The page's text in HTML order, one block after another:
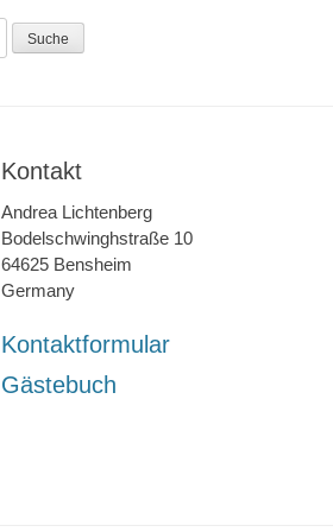
Kontakt
Andrea Lichtenberg
Bodelschwinghstraße 10
64625 Bensheim
Germany
Kontaktformular
Gästebuch